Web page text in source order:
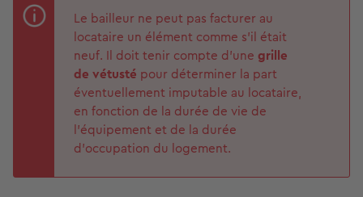
Le bailleur ne peut pas facturer au
locataire un élément comme s’il était
neuf. Il doit tenir compte d’une grille
de vétusté pour déterminer la part
éventuellement imputable au locataire,
en fonction de la durée de vie de
l’équipement et de la durée
d’occupation du logement.